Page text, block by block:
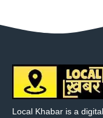
Local Khabar is a